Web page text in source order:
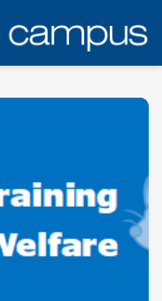
לתוכן
העיקרי